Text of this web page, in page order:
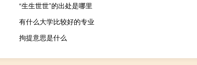
“生生世世”的出处是哪里
有什么大学比较好的专业
拘提意思是什么